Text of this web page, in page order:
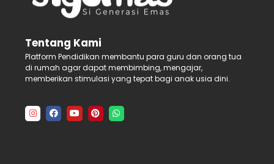
Tentang Kami
Platform Pendidikan membantu para guru dan orang tua
di rumah agar dapat membimbing, mengajar,
memberikan stimulasi yang tepat bagi anak usia dini.